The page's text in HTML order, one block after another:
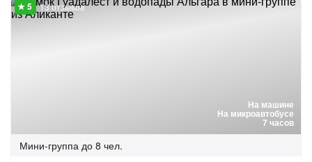
На машине
На микроавтобусе
7 часов
13 отзывов
Мини-группа до 8 чел.